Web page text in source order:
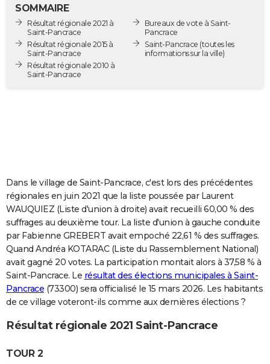
Destinations
City break
Voyage nature
Voyage de noces
Forum
Climat
GUIDES D'ACHAT
BONS PLANS
S'inscrire
Se connecter
Lycées
Collèges
Primaires
Universités
Entreprises
Service militaire
Avis de recherche
AVIS DE DÉCÈS
FORUM
Bricolage
Lifestyle
Culture
Sport
Auto
Television
Voyage
Cinema
SOMMAIRE
Résultat régionale 2021 à
Saint-Pancrace
Résultat régionale 2015 à
Saint-Pancrace
Résultat régionale 2010 à
Saint-Pancrace
Bureaux de vote à Saint-
Pancrace
Saint-Pancrace (toutes les
informations sur la ville)
Dans le village de Saint-Pancrace, c'est lors des précédentes
régionales en juin 2021 que la liste poussée par Laurent
WAUQUIEZ (Liste d'union à droite) avait recueilli 60,00 % des
suffrages au deuxième tour. La liste d'union à gauche conduite
par Fabienne GREBERT avait empoché 22,61 % des suffrages.
Quand Andréa KOTARAC (Liste du Rassemblement National)
avait gagné 20 votes. La participation montait alors à 37,58 % à
Saint-Pancrace. Le résultat des élections municipales à Saint-
Pancrace (73300) sera officialisé le 15 mars 2026. Les habitants
de ce village voteront-ils comme aux dernières élections ?
Résultat régionale 2021 Saint-Pancrace
TOUR 2